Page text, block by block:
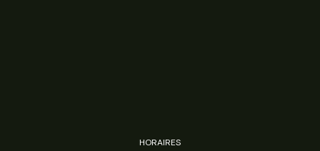
HORAIRES